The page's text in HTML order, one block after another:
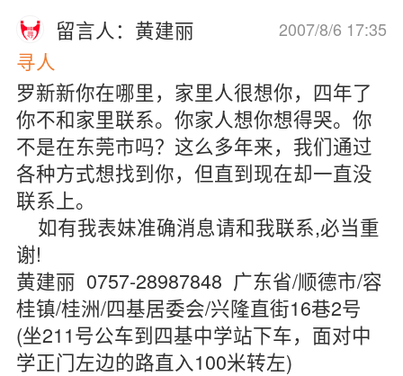
2007/8/6 17:35
留言人：黄建丽
寻人
罗新新你在哪里，家里人很想你，四年了
你不和家里联系。你家人想你想得哭。你
不是在东莞市吗？这么多年来，我们通过
各种方式想找到你，但直到现在却一直没
联系上。
如有我表妹准确消息请和我联系,必当重
谢!
黄建丽 0757-28987848 广东省/顺德市/容
桂镇/桂洲/四基居委会/兴隆直街16巷2号
(坐211号公车到四基中学站下车，面对中
学正门左边的路直入100米转左)